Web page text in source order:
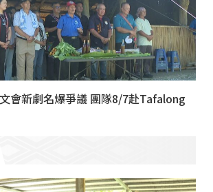
文會新劇名爆爭議 團隊8/7赴Tafalong